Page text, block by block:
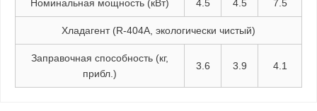
Номинальная мощность (кВт) 4.5 4.5 7.5
Хладагент (R-404А, экологически чистый)
Заправочная способность (кг,
прибл.)
3.6 3.9 4.1